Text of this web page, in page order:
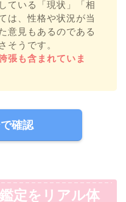
ている「現状」「相
は、性格や状況が当
意見もあるのである
そうです。
張も含まれていま
確認
定をリアル体